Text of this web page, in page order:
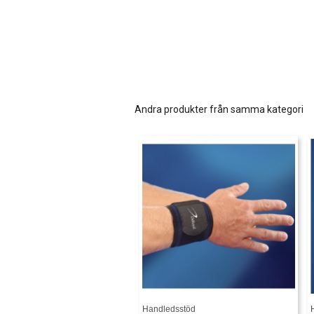
Andra produkter från samma kategori
Handledsstöd